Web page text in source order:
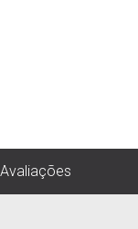
Avaliações